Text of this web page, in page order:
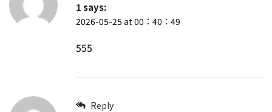
1says:
2026-05-25 at 00：40：49
555
Reply